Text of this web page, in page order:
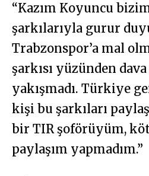
“Kazım Koyuncu
şarkılarıyla gurur
Trabzonspor’a mal
şarkısı yüzünden
yakışmadı. Türkiye
kişi bu şarkıları
bir TIR şoförüyüm,
paylaşım yapmadım.”